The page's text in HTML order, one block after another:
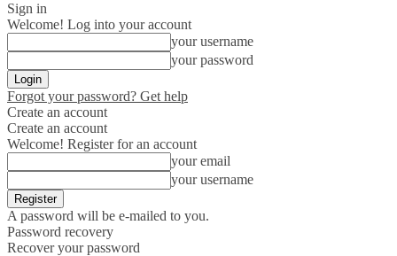
Sign in
Welcome! Log into your account
your username
your password
Forgot your password? Get help
Create an account
Create an account
Welcome! Register for an account
your email
your username
A password will be e-mailed to you.
Password recovery
Recover your password